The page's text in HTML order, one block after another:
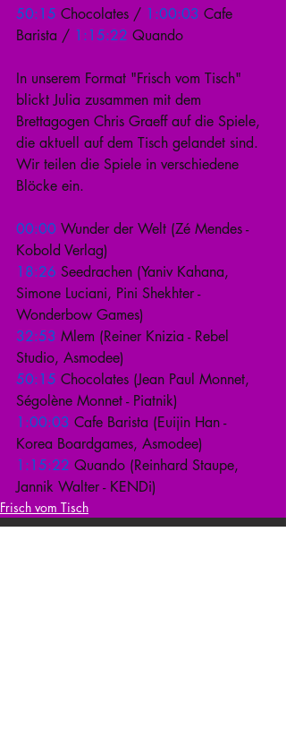
50:15 Chocolates / 1:00:03 Cafe
Barista / 1:15:22 Quando
In unserem Format "Frisch vom Tisch"
blickt Julia zusammen mit dem
Brettagogen Chris Graeff auf die Spiele,
die aktuell auf dem Tisch gelandet sind.
Wir teilen die Spiele in verschiedene
Blöcke ein.
00:00 Wunder der Welt (Zé Mendes -
Kobold Verlag)
18:26 Seedrachen (Yaniv Kahana,
Simone Luciani, Pini Shekhter -
Wonderbow Games)
32:53 Mlem (Reiner Knizia - Rebel
Studio, Asmodee)
50:15 Chocolates (Jean Paul Monnet,
Ségolène Monnet - Piatnik)
1:00:03 Cafe Barista (Euijin Han -
Korea Boardgames, Asmodee)
1:15:22 Quando (Reinhard Staupe,
Jannik Walter - KENDi)
Frisch vom Tisch